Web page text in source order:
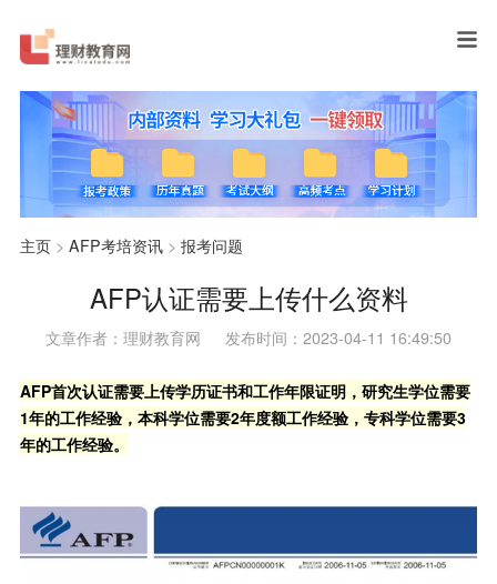
主页> AFP考培资讯> 报考问题
AFP认证需要上传什么资料
文章作者：理财教育网 发布时间：2023-04-11 16:49:50
AFP首次认证需要上传学历证书和工作年限证明，研究生学位需要
1年的工作经验，本科学位需要2年度额工作经验，专科学位需要3
年的工作经验。